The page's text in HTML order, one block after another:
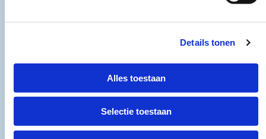
Details tonen
Alles toestaan
Selectie toestaan
Deze bijeenkomst
graag bijwonen?
We zien je graag!